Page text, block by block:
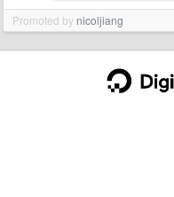
Promoted by nicoljiang